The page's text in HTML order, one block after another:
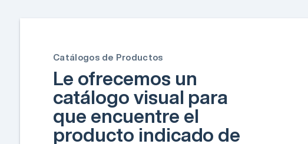
Catálogos de Productos
Le ofrecemos un
catálogo visual para
que encuentre el
producto indicado de